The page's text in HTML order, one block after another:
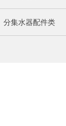
分集水器配件类